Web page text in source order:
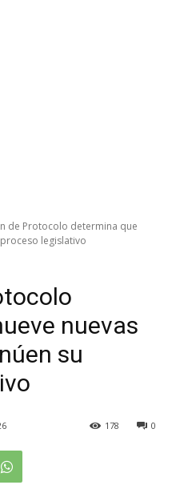
de Protocolo determina que
legislativo
nuevas
su
0
178